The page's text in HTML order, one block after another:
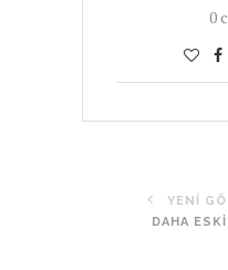
0
YENI
DAHA